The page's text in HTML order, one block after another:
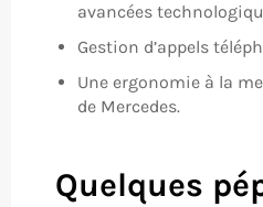
avancées
Gestion d’appels
Une ergonomie à la
de Mercedes.
Quelques